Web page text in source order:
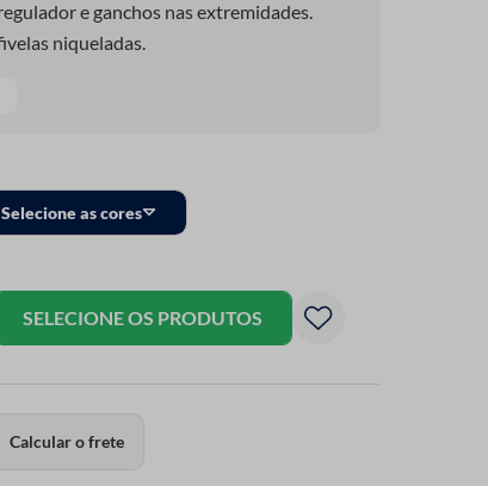
e ganchos nas extremidades.
niqueladas.
Selecione as cores
SELECIONE OS PRODUTOS
Calcular o frete